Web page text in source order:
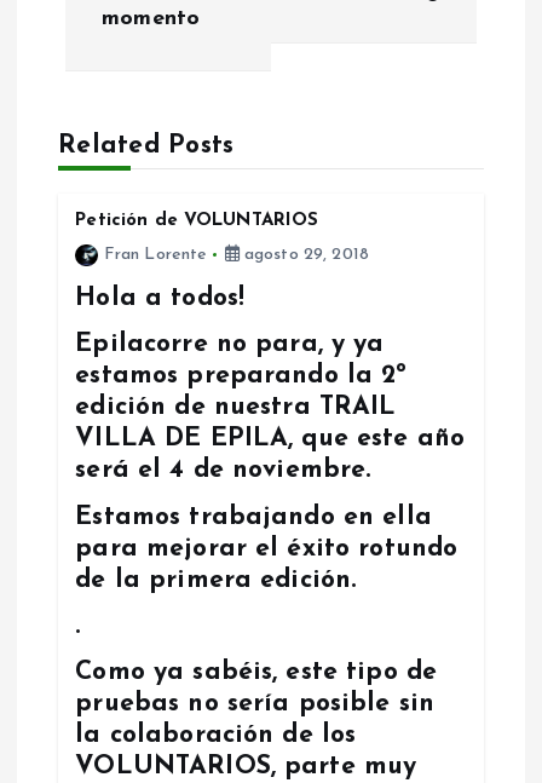
a
momento
Related Posts
Petición de VOLUNTARIOS
Fran Lorente
agosto 29, 2018
Hola a todos!
Epilacorre no para, y ya
estamos preparando la 2º
edición de nuestra TRAIL
VILLA DE EPILA, que este año
será el 4 de noviembre.
Estamos trabajando en ella
para mejorar el éxito rotundo
de la primera edición.
.
Como ya sabéis, este tipo de
pruebas no sería posible sin
la colaboración de los
VOLUNTARIOS, parte muy